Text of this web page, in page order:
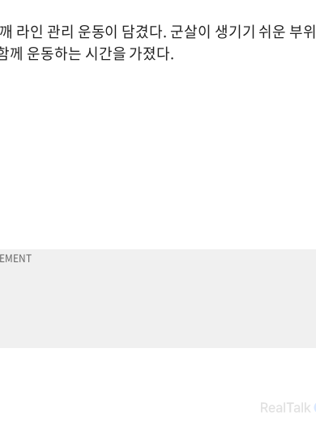
라인 관리 운동이 담겼다. 군살이 생기기 쉬운 부위
께 운동하는 시간을 가졌다.